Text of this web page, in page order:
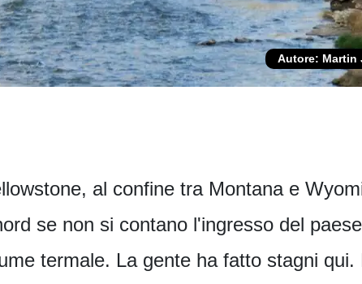
Autore: Martin
al confine tra Montana e
se non si contano l'ingresso del
termale. La gente ha fatto stagni qui.